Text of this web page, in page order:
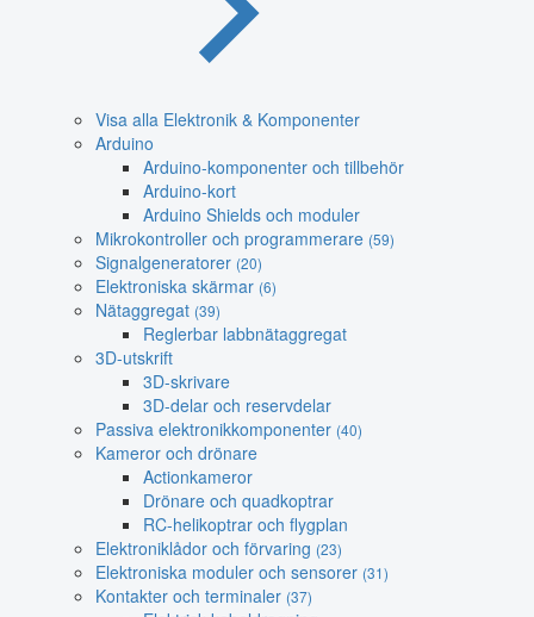
Visa alla Elektronik & Komponenter
Arduino
Arduino-komponenter och tillbehör
Arduino-kort
Arduino Shields och moduler
Mikrokontroller och programmerare (59)
Signalgeneratorer (20)
Elektroniska skärmar (6)
Nätaggregat (39)
Reglerbar labbnätaggregat
3D-utskrift
3D-skrivare
3D-delar och reservdelar
Passiva elektronikkomponenter (40)
Kameror och drönare
Actionkameror
Drönare och quadkoptrar
RC-helikoptrar och flygplan
Elektroniklådor och förvaring (23)
Elektroniska moduler och sensorer (31)
Kontakter och terminaler (37)